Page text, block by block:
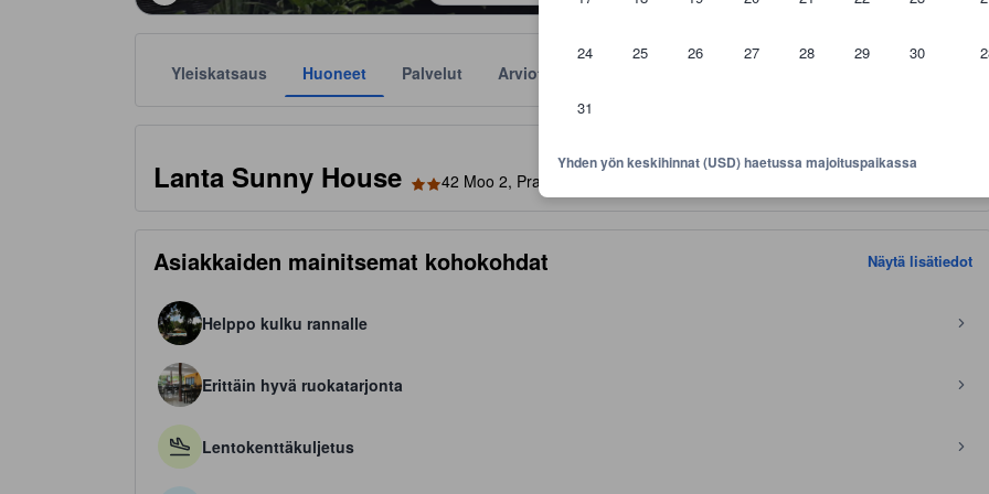
24 25 26 27 28 29 30
31
Yhden yön keskihinnat (USD) haetussa majoituspaikassa
Yleiskatsaus Huoneet Palvelut Arviot
Lanta Sunny House 42 Moo 2, Pra Ae Beach, Koh Lanta, Thaimaa, 81150
Asiakkaiden mainitsemat kohokohdat Näytä lisätiedot
Helppo kulku rannalle
Erittäin hyvä ruokatarjonta
Lentokenttäkuljetus